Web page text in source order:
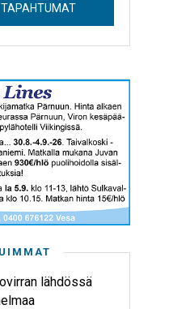
lähdössä